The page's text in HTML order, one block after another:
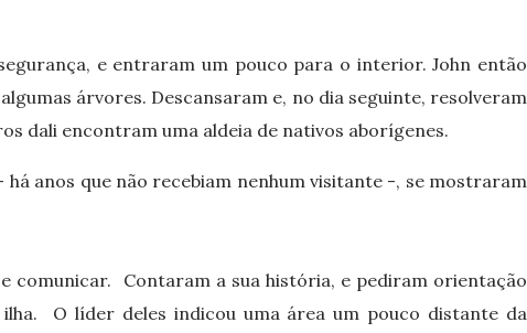
e entraram um pouco para o interior. John então
árvores. Descansaram e, no dia seguinte, resolveram
dali encontram uma aldeia de nativos aborígenes.
anos que não recebiam nenhum visitante -, se mostraram
comunicar. Contaram a sua história, e pediram orientação
O líder deles indicou uma área um pouco distante da